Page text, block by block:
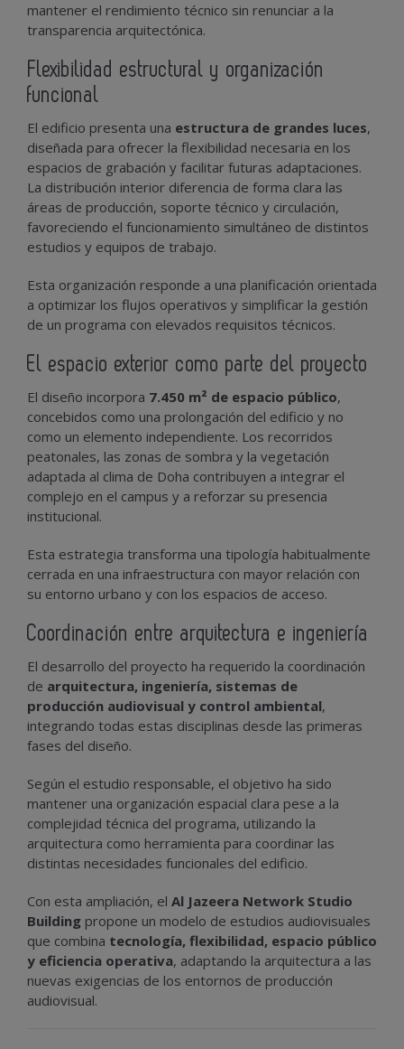
mantener el rendimiento técnico sin renunciar a la
transparencia arquitectónica.
Flexibilidad estructural y organización
funcional
El edificio presenta una estructura de grandes luces,
diseñada para ofrecer la flexibilidad necesaria en los
espacios de grabación y facilitar futuras adaptaciones.
La distribución interior diferencia de forma clara las
áreas de producción, soporte técnico y circulación,
favoreciendo el funcionamiento simultáneo de distintos
estudios y equipos de trabajo.
Esta organización responde a una planificación orientada
a optimizar los flujos operativos y simplificar la gestión
de un programa con elevados requisitos técnicos.
El espacio exterior como parte del proyecto
El diseño incorpora 7.450 m² de espacio público,
concebidos como una prolongación del edificio y no
como un elemento independiente. Los recorridos
peatonales, las zonas de sombra y la vegetación
adaptada al clima de Doha contribuyen a integrar el
complejo en el campus y a reforzar su presencia
institucional.
Esta estrategia transforma una tipología habitualmente
cerrada en una infraestructura con mayor relación con
su entorno urbano y con los espacios de acceso.
Coordinación entre arquitectura e ingeniería
El desarrollo del proyecto ha requerido la coordinación
de arquitectura, ingeniería, sistemas de
producción audiovisual y control ambiental,
integrando todas estas disciplinas desde las primeras
fases del diseño.
Según el estudio responsable, el objetivo ha sido
mantener una organización espacial clara pese a la
complejidad técnica del programa, utilizando la
arquitectura como herramienta para coordinar las
distintas necesidades funcionales del edificio.
Con esta ampliación, el Al Jazeera Network Studio
Building propone un modelo de estudios audiovisuales
que combina tecnología, flexibilidad, espacio público
y eficiencia operativa, adaptando la arquitectura a las
nuevas exigencias de los entornos de producción
audiovisual.